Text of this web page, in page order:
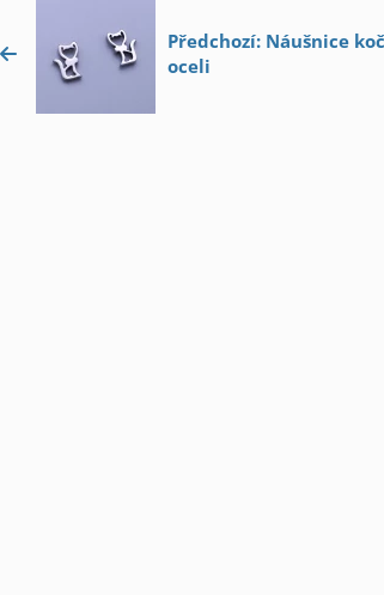
Předchozí: Náušnice
oceli